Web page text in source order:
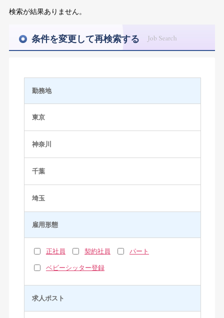
検索が結果ありません。
条件を変更して再検索する
勤務地
東京
神奈川
千葉
埼玉
雇用形態
正社員 契約社員 パート
ベビーシッター登録
求人ポスト